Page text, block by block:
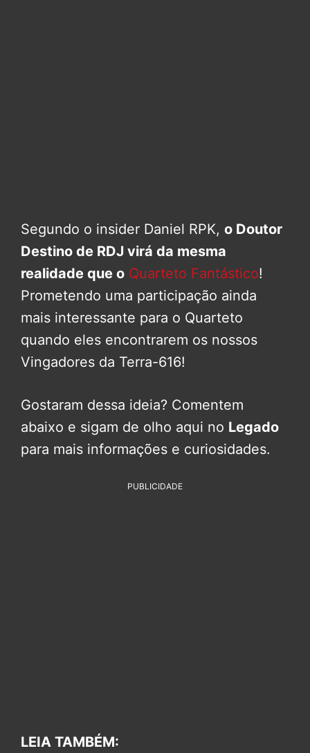
Segundo o insider Daniel RPK, o Doutor
Destino de RDJ virá da mesma
realidade que o Quarteto Fantástico!
Prometendo uma participação ainda
mais interessante para o Quarteto
quando eles encontrarem os nossos
Vingadores da Terra-616!
Gostaram dessa ideia? Comentem
abaixo e sigam de olho aqui no Legado
para mais informações e curiosidades.
PUBLICIDADE
LEIA TAMBÉM: